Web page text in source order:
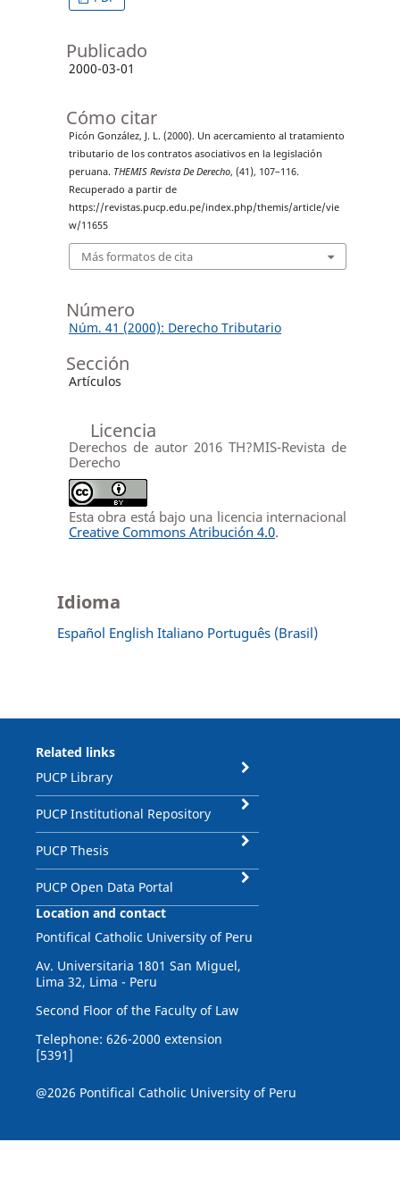
Publicado
2000-03-01
Cómo citar
Picón González, J. L. (2000). Un acercamiento al tratamiento
tributario de los contratos asociativos en la legislación
peruana. THEMIS Revista De Derecho, (41), 107–116.
Recuperado a partir de
https://revistas.pucp.edu.pe/index.php/themis/article/vie
w/11655
Más formatos de cita
Número
Núm. 41 (2000): Derecho Tributario
Sección
Artículos
Licencia
Derechos de autor 2016 TH?MIS-Revista de
Derecho
Esta obra está bajo una licencia internacional
Creative Commons Atribución 4.0.
Idioma
Español English Italiano Português (Brasil)
Related links
PUCP Library
PUCP Institutional Repository
PUCP Thesis
PUCP Open Data Portal
Location and contact
Pontifical Catholic University of Peru
Av. Universitaria 1801 San Miguel,
Lima 32, Lima - Peru
Second Floor of the Faculty of Law
Telephone: 626-2000 extension
[5391]
@2026 Pontifical Catholic University of Peru